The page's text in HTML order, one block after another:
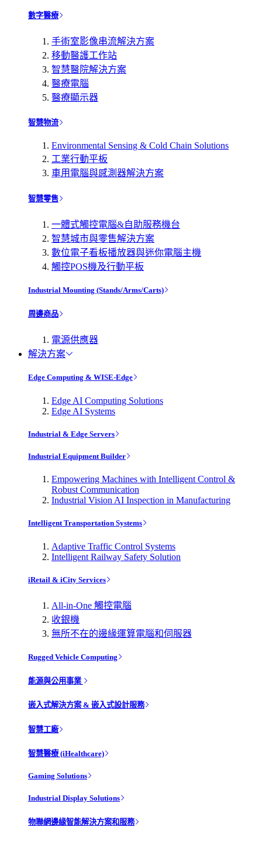
數字醫療
手術室影像串流解決方案
移動醫護工作站
智慧醫院解決方案
醫療電腦
醫療顯示器
智慧物流
Environmental Sensing & Cold Chain Solutions
工業行動平板
車用電腦與感測器解決方案
智慧零售
一體式觸控電腦&自助服務機台
智慧城市與零售解決方案
數位電子看板播放器與迷你電腦主機
觸控POS機及行動平板
Industrial Mounting (Stands/Arms/Carts)
周邊商品
電源供應器
解決方案
Edge Computing & WISE-Edge
Edge AI Computing Solutions
Edge AI Systems
Industrial & Edge Servers
Industrial Equipment Builder
Empowering Machines with Intelligent Control &
Robust Communication
Industrial Vision AI Inspection in Manufacturing
Intelligent Transportation Systems
Adaptive Traffic Control Systems
Intelligent Railway Safety Solution
iRetail & iCity Services
All-in-One 觸控電腦
收銀機
無所不在的邊緣運算電腦和伺服器
Rugged Vehicle Computing
能源與公用事業
嵌入式解決方案 & 嵌入式設計服務
智慧工廠
智慧醫療 (iHealthcare)
Gaming Solutions
Industrial Display Solutions
物聯網邊緣智能解決方案和服務